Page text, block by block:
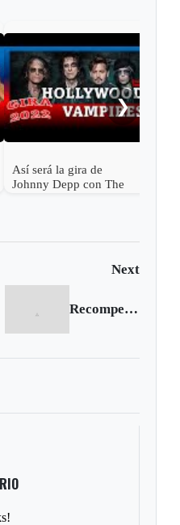
Así será la gira de
Johnny Depp con The
❯
Next
Recompensa de 10 millones por este asesino